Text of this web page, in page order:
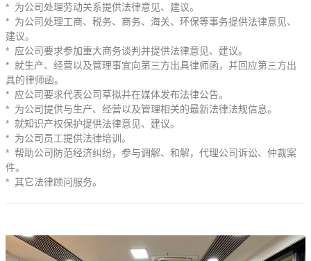
* 为公司处理劳动关系提供法律意见、建议。
* 为公司处理工商、税务、商务、海关、环保等事务提供法律意见、
建议。
* 应公司要求参加重大商务谈判并提供法律意见、建议。
* 就生产、经营以及管理事宜向第三方出具律师函，并回应第三方出
具的律师函。
* 应公司要求代表公司草拟并在媒体发布法律公告。
* 为公司提供与生产、经营以及管理相关的最新法律法规信息。
* 就知识产权保护提供法律意见、建议。
* 为公司员工提供法律培训。
* 帮助公司防范经济纠纷，参与调解、和解，代理公司诉讼、仲裁案
件。
* 其它法律顾问服务。